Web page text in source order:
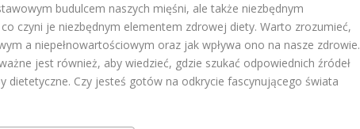
budulcem naszych mięśni, ale także niezbędnym
czyni je niezbędnym elementem zdrowej diety. Warto zrozumieć,
a niepełnowartościowym oraz jak wpływa ono na nasze zdrowie.
jest również, aby wiedzieć, gdzie szukać odpowiednich źródeł
dietetyczne. Czy jesteś gotów na odkrycie fascynującego świata